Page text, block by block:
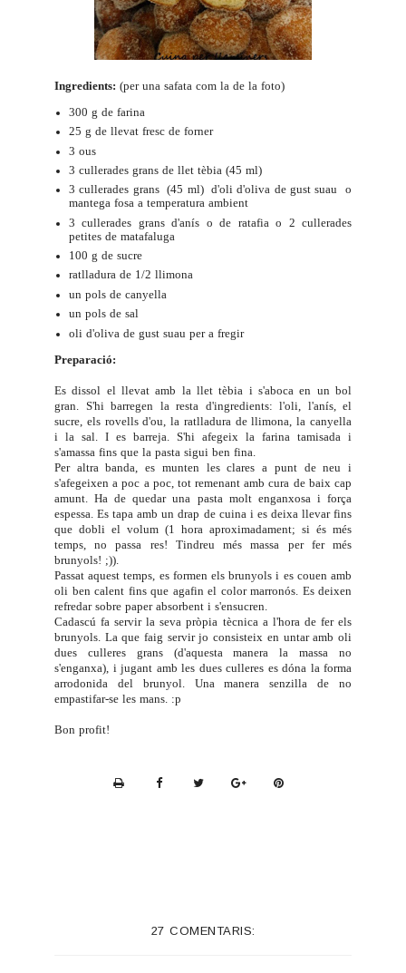
Ingredients: (per una safata com la de la foto)
300 g de farina
25 g de llevat fresc de forner
3 ous
3 cullerades grans de llet tèbia (45 ml)
3 cullerades grans (45 ml) d'oli d'oliva de gust suau o
mantega fosa a temperatura ambient
3 cullerades grans d'anís o de ratafia o 2 cullerades
petites de matafaluga
100 g de sucre
ratlladura de 1/2 llimona
un pols de canyella
un pols de sal
oli d'oliva de gust suau per a fregir
Preparació:
Es dissol el llevat amb la llet tèbia i s'aboca en un bol
gran. S'hi barregen la resta d'ingredients: l'oli, l'anís, el
sucre, els rovells d'ou, la ratlladura de llimona, la canyella
i la sal. I es barreja. S'hi afegeix la farina tamisada i
s'amassa fins que la pasta sigui ben fina.
Per altra banda, es munten les clares a punt de neu i
s'afegeixen a poc a poc, tot remenant amb cura de baix cap
amunt. Ha de quedar una pasta molt enganxosa i força
espessa. Es tapa amb un drap de cuina i es deixa llevar fins
que dobli el volum (1 hora aproximadament; si és més
temps, no passa res! Tindreu més massa per fer més
brunyols! ;)).
Passat aquest temps, es formen els brunyols i es couen amb
oli ben calent fins que agafin el color marronós. Es deixen
refredar sobre paper absorbent i s'ensucren.
Cadascú fa servir la seva pròpia tècnica a l'hora de fer els
brunyols. La que faig servir jo consisteix en untar amb oli
dues culleres grans (d'aquesta manera la massa no
s'enganxa), i jugant amb les dues culleres es dóna la forma
arrodonida del brunyol. Una manera senzilla de no
empastifar-se les mans. :p
Bon profit!
27 COMENTARIS: